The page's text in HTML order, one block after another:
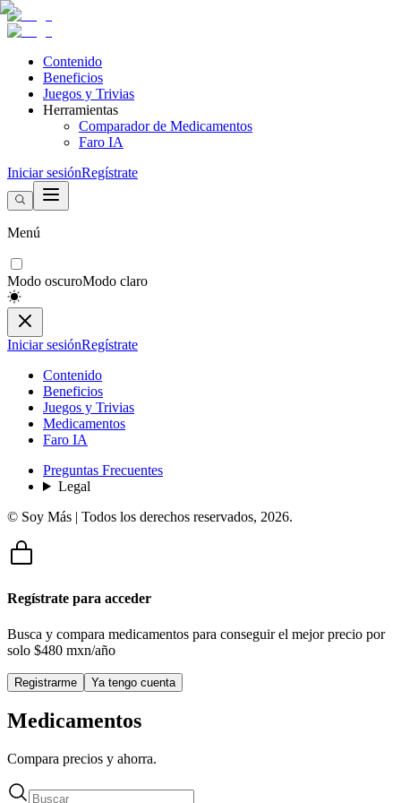
Contenido
Beneficios
Juegos y Trivias
Herramientas
Comparador de Medicamentos
Faro IA
Iniciar sesiónRegístrate
Menú
Modo oscuroModo claro
Iniciar sesiónRegístrate
Contenido
Beneficios
Juegos y Trivias
Medicamentos
Faro IA
Preguntas Frecuentes
Legal
© Soy Más | Todos los derechos reservados, 2026.
Regístrate para acceder
Busca y compara medicamentos para conseguir el mejor precio por
solo $480 mxn/año
Registrarme Ya tengo cuenta
Medicamentos
Compara precios y ahorra.